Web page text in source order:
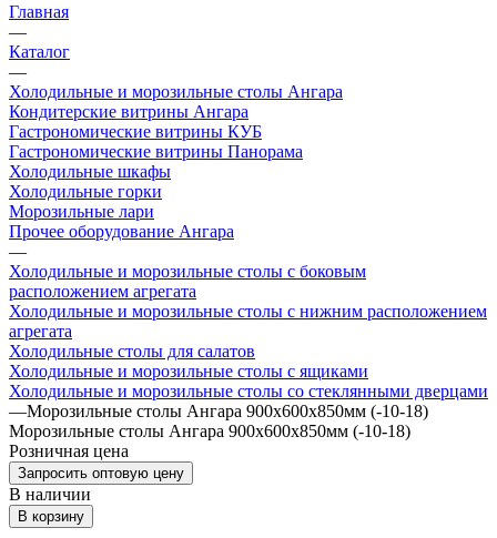
Главная
—
Каталог
—
Холодильные и морозильные столы Ангара
Кондитерские витрины Ангара
Гастрономические витрины КУБ
Гастрономические витрины Панорама
Холодильные шкафы
Холодильные горки
Морозильные лари
Прочее оборудование Ангара
—
Холодильные и морозильные столы с боковым
расположением агрегата
Холодильные и морозильные столы с нижним расположением
агрегата
Холодильные столы для салатов
Холодильные и морозильные столы с ящиками
Холодильные и морозильные столы со стеклянными дверцами
—Морозильные столы Ангара 900х600х850мм (-10-18)
Морозильные столы Ангара 900х600х850мм (-10-18)
Розничная цена
Запросить оптовую цену
В наличии
В корзину